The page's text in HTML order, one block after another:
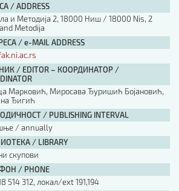
/ ADDRESS
и Методија 2, 18000 Ниш / 18000 Nis, 2
Metodija
/ e-MAIL ADDRESS
/ EDITOR – КООРДИНАТОР /
Марковић, Миросава Ђуришић Бојановић,
Ђигић
/ PUBLISHING INTERVAL
/ annually
/ LIBRARY
скупови
/ PHONE
514 312, локал/ext 191,194